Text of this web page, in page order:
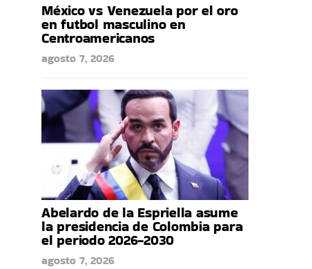
México vs Venezuela por el oro
en futbol masculino en
Centroamericanos
agosto 7, 2026
Abelardo de la Espriella asume
la presidencia de Colombia para
el periodo 2026-2030
agosto 7, 2026